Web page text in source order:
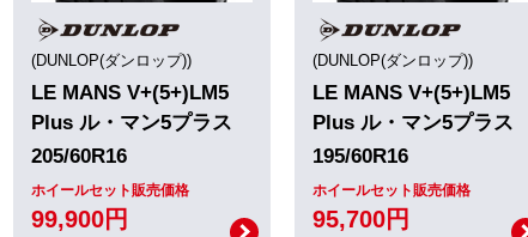
(DUNLOP(ダンロップ))
LE MANS V+(5+)LM5
Plus ル・マン5プラス
205/60R16
ホイールセット販売価格
99,900円
(DUNLOP(ダンロップ))
LE MANS V+(5+)LM5
Plus ル・マン5プラス
195/60R16
ホイールセット販売価格
95,700円